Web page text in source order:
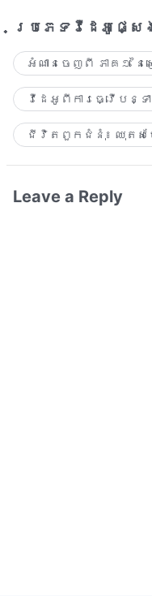
ប្រភេទ​វីដេអូ​ផ្សេ
អំណានចេញពី ភាគ១
វីដេអូពីការធ្វើប
ជីវិតពួកជំនុំ៖ ឈុតស
Leave a Reply